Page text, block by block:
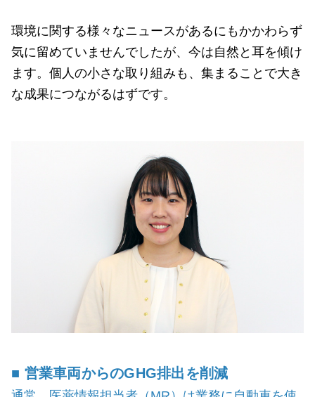
環境に関する様々なニュースがあるにもかかわらず
気に留めていませんでしたが、今は自然と耳を傾け
ます。個人の小さな取り組みも、集まることで大き
な成果につながるはずです。
■ 営業車両からのGHG排出を削減